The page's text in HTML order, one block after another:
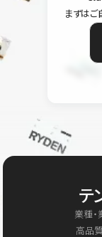
まずはご
テ
業種
高品